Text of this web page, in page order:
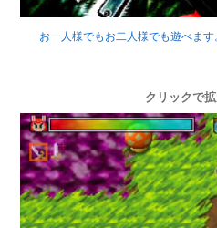
お一人様でもお二人様でも遊べます
クリックで